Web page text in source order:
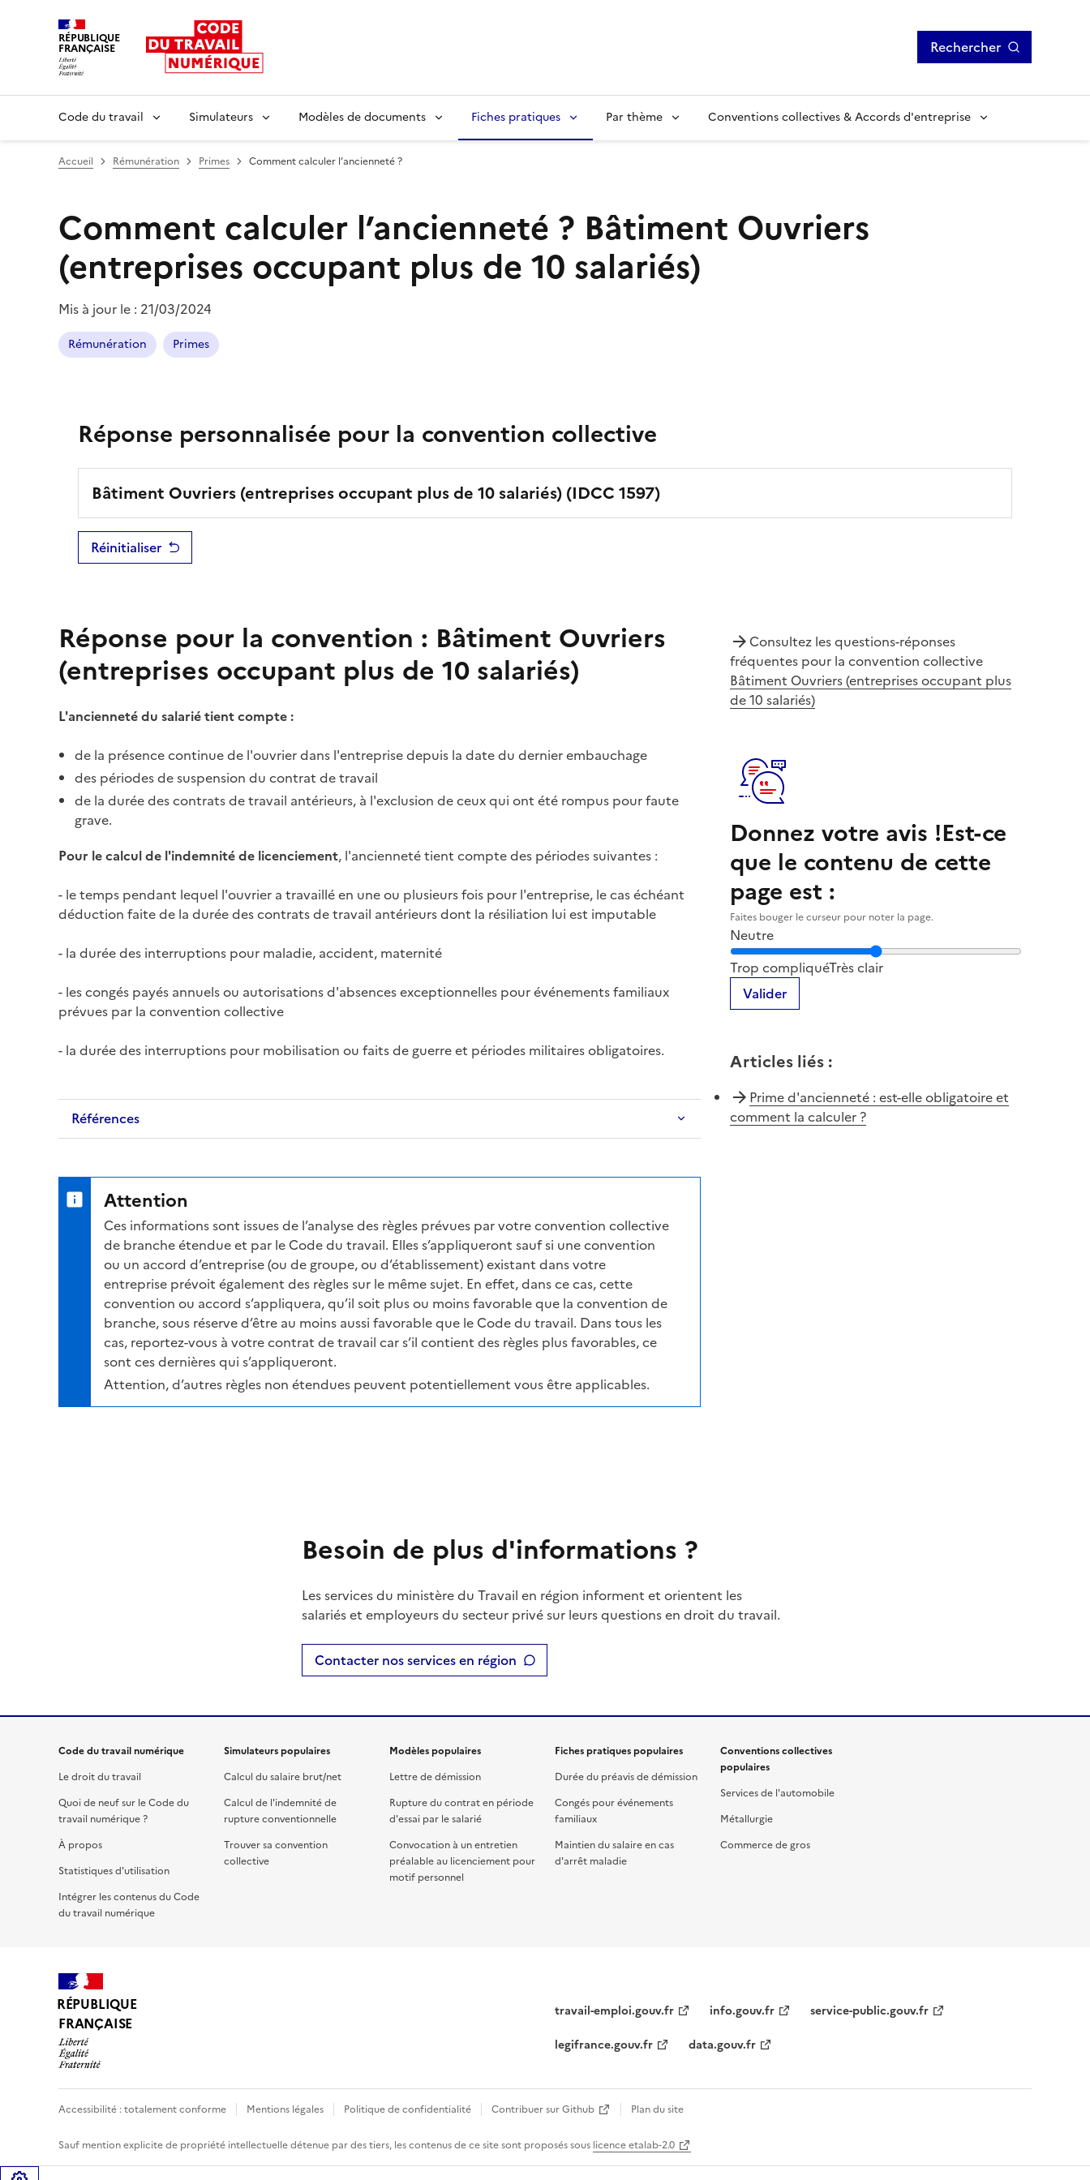
RÉPUBLIQUE
FRANÇAISE Rechercher
Code du travail Simulateurs Modèles de documents Fiches pratiques Par thème Conventions collectives & Accords d'entreprise
Accueil Rémunération Primes Comment calculer l’ancienneté ?
Comment calculer l’ancienneté ? Bâtiment Ouvriers
(entreprises occupant plus de 10 salariés)
Mis à jour le : 21/03/2024
Rémunération Primes
Réponse personnalisée pour la convention collective
Bâtiment Ouvriers (entreprises occupant plus de 10 salariés) (IDCC 1597)
Réinitialiser
Réponse pour la convention : Bâtiment Ouvriers
(entreprises occupant plus de 10 salariés)
L'ancienneté du salarié tient compte :
de la présence continue de l'ouvrier dans l'entreprise depuis la date du dernier embauchage
des périodes desuspension du contrat de travail
de la durée des contrats de travail antérieurs, à l'exclusion de ceux qui ont été rompus pourfaute
grave.
Pour le calcul de l'indemnité de licenciement, l'ancienneté tient compte des périodes suivantes :
- le temps pendant lequel l'ouvrier a travaillé en une ou plusieurs fois pour l'entreprise, le cas échéant
déduction faite de la durée des contrats de travail antérieurs dont la résiliation lui est imputable
- la durée des interruptions pour maladie, accident, maternité
- les congés payés annuels ou autorisations d'absences exceptionnelles pour événements familiaux
prévues par la convention collective
- la durée des interruptions pour mobilisation ou faits de guerre et périodes militaires obligatoires.
Références
Attention
Ces informations sont issues de l’analyse des règles prévues par votre convention collective
de branche étendue et par le Code du travail. Elles s’appliqueront sauf si une convention
ou un accord d’entreprise (ou de groupe, ou d’établissement) existant dans votre
entreprise prévoit également des règles sur le même sujet. En effet, dans ce cas, cette
convention ou accord s’appliquera, qu’il soit plus ou moins favorable que la convention de
branche, sous réserve d’être au moins aussi favorable que le Code du travail. Dans tous les
cas, reportez-vous à votre contrat de travail car s’il contient des règles plus favorables, ce
sont ces dernières qui s’appliqueront.
Attention, d’autres règles non étendues peuvent potentiellement vous être applicables.
Consultez les questions-réponses
fréquentes pour la convention collective
Bâtiment Ouvriers (entreprises occupant plus
de 10 salariés)
Donnez votre avis !Est-ce
que le contenu de cette
page est :
Faites bouger le curseur pour noter la page.
Neutre
Notez la clarté du contenu de cette page
Trop compliquéTrès clair
Valider
Articles liés :
Prime d'ancienneté : est-elle obligatoire et
comment la calculer ?
Besoin de plus d'informations ?
Les services du ministère du Travail en région informent et orientent les
salariés et employeurs du secteur privé sur leurs questions en droit du travail.
Contacter nos services en région
Code du travail numérique
Le droit du travail
Quoi de neuf sur le Code du
travail numérique ?
À propos
Statistiques d'utilisation
Intégrer les contenus du Code
du travail numérique
Simulateurs populaires
Calcul du salaire brut/net
Calcul de l'indemnité de
rupture conventionnelle
Trouver sa convention
collective
Modèles populaires
Lettre de démission
Rupture du contrat en période
d'essai par le salarié
Convocation à un entretien
préalable au licenciement pour
motif personnel
Fiches pratiques populaires
Durée du préavis de démission
Congés pour événements
familiaux
Maintien du salaire en cas
d'arrêt maladie
Conventions collectives
populaires
Services de l'automobile
Métallurgie
Commerce de gros
RÉPUBLIQUE
FRANÇAISE
travail-emploi.gouv.fr info.gouv.fr
service-public.gouv.fr
legifrance.gouv.fr
data.gouv.fr
Accessibilité : totalement conforme Mentions légales Politique de confidentialité Contribuer sur Github Plan du site
Sauf mention explicite de propriété intellectuelle détenue par des tiers, les contenus de ce site sont proposés sous licence etalab-2.0